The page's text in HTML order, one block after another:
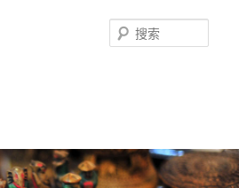
索